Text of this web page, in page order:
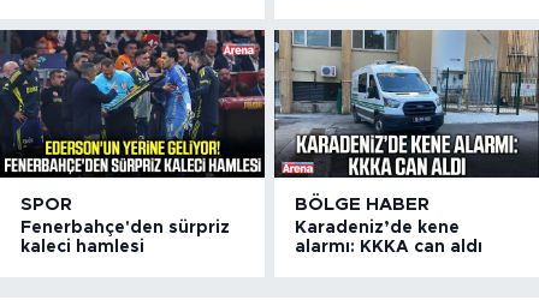
SPOR
Fenerbahçe'den sürpriz
kaleci hamlesi
BÖLGE HABER
Karadeniz’de kene
alarmı: KKKA can aldı